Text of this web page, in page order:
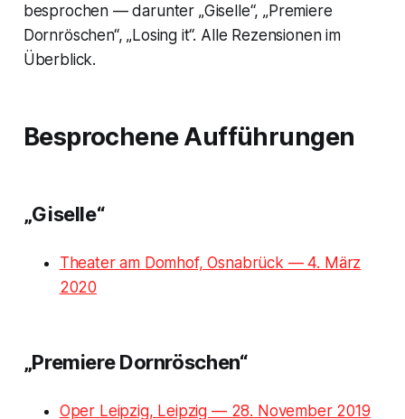
besprochen — darunter „Giselle“, „Premiere
Dornröschen“, „Losing it“. Alle Rezensionen im
Überblick.
Besprochene Aufführungen
„Giselle“
Theater am Domhof, Osnabrück — 4. März
2020
„Premiere Dornröschen“
Oper Leipzig, Leipzig — 28. November 2019